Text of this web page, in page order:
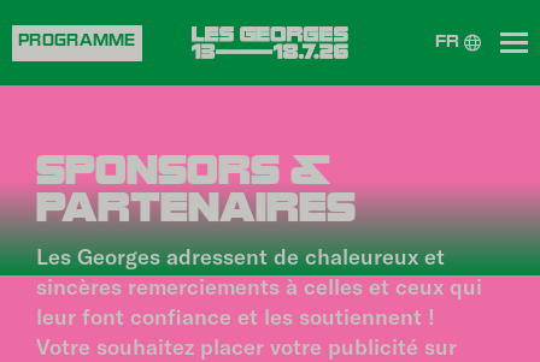
auPROGRAMME FR
SPONSORS &
PARTENAIRES
Les Georges adressent de chaleureux et
sincères remerciements à celles et ceux qui
leur font confiance et les soutiennent !
Votre souhaitez placer votre publicité sur